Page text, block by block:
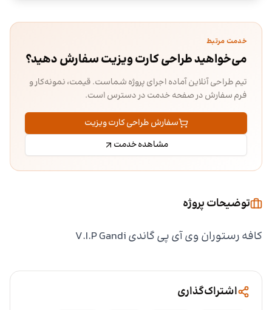
خدمت مرتبط
می‌خواهید طراحی کارت ویزیت سفارش دهید؟
تیم طراحی آنلاین آماده اجرای پروژه شماست. قیمت، نمونه‌کار و
فرم سفارش در صفحه خدمت در دسترس است.
سفارش طراحی کارت ویزیت
مشاهده خدمت
توضیحات پروژه
کافه رستوران وی آی پی گاندی V.I.P Gandi
اشتراک‌گذاری